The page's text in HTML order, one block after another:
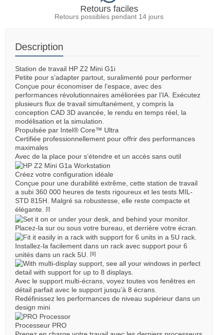
Retours faciles
Retours possibles pendant 14 jours
Description
Station de travail HP Z2 Mini G1i
Petite pour s’adapter partout, suralimenté pour performer
Conçue pour économiser de l’espace, avec des
performances révolutionnaires améliorées par l’IA. Exécutez
plusieurs flux de travail simultanément, y compris la
conception CAD 3D avancée, le rendu en temps réel, la
modélisation et la simulation.
Propulsée par Intel® Core™ Ultra
Certifiée professionnellement pour offrir des performances
maximales
Avec de la place pour s’étendre et un accès sans outil
Créez votre configuration idéale
Conçue pour une durabilité extrême, cette station de travail
a subi 360 000 heures de tests rigoureux et les tests MIL-
STD 815H. Malgré sa robustesse, elle reste compacte et
élégante. [I]
Placez-la sur ou sous votre bureau, et derrière votre écran.
Installez-la facilement dans un rack avec support pour 6
unités dans un rack 5U.
[II]
Avec le support multi-écrans, voyez toutes vos fenêtres en
détail parfait avec le support jusqu’à 8 écrans.
Redéfinissez les performances de niveau supérieur dans un
design mini
Processeur PRO